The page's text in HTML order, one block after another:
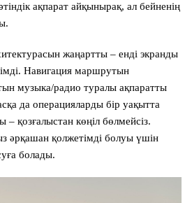
ақпарат айқынырақ, ал бейненің
жаңартты – енді экранды
Навигация маршрутын
музыка/радио туралы ақпаратты
да операцияларды бір уақытта
қозғалыстан көңіл бөлмейсіз.
әрқашан қолжетімді болуы үшін
болады.